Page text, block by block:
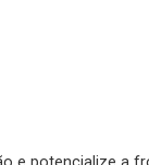
e potencialize a